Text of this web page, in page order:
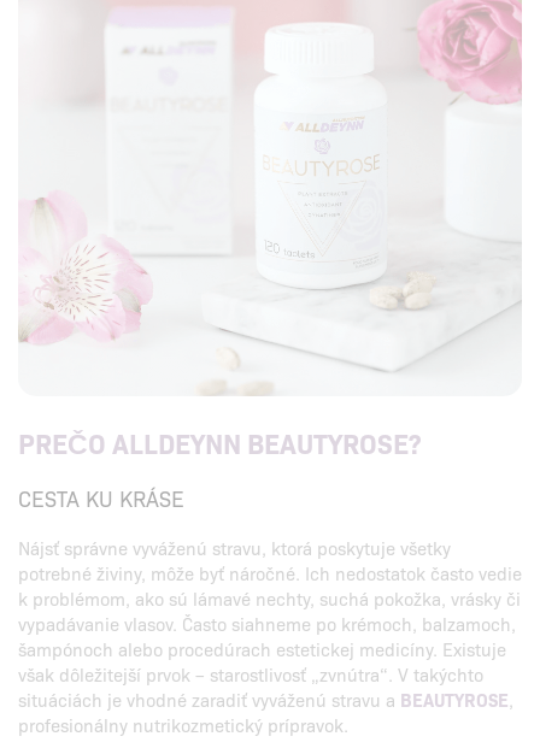
PREČO ALLDEYNN BEAUTYROSE?
CESTA KU KRÁSE
Nájsť správne vyváženú stravu, ktorá poskytuje všetky
potrebné živiny, môže byť náročné. Ich nedostatok často vedie
k problémom, ako sú lámavé nechty, suchá pokožka, vrásky či
vypadávanie vlasov. Často siahneme po krémoch, balzamoch,
šampónoch alebo procedúrach estetickej medicíny. Existuje
však dôležitejší prvok – starostlivosť „zvnútra“. V takýchto
situáciách je vhodné zaradiť vyváženú stravu a BEAUTYROSE,
profesionálny nutrikozmetický prípravok.